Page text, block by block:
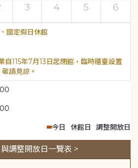
3 4 5 6
國定假日休館
自115年7月13日起閉館，臨時櫃臺設置
請見諒。
今日 休館日 調整開放日
調整開放日一覽表 >